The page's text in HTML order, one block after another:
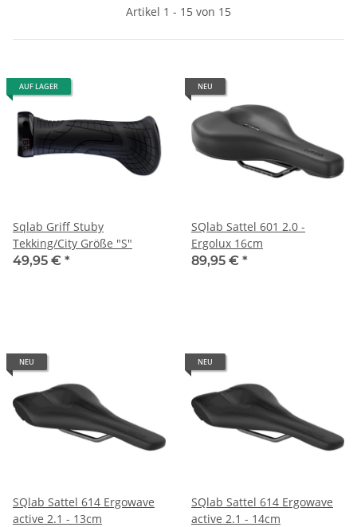
Artikel 1 - 15 von 15
AUF LAGER
Sqlab Griff Stuby
Tekking/City Größe "S"
49,95 € *
NEU
SQlab Sattel 601 2.0 -
Ergolux 16cm
89,95 € *
NEU
SQlab Sattel 614 Ergowave
active 2.1 - 13cm
NEU
SQlab Sattel 614 Ergowave
active 2.1 - 14cm